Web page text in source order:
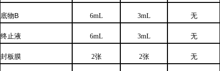
底物B 6mL 3mL 无
终止液 6mL 3mL 无
封板膜 2张 2张 无